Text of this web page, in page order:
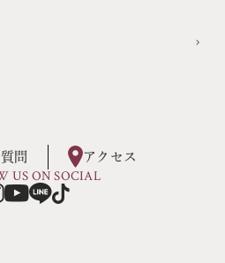
問 アクセス
US ON SOCIAL